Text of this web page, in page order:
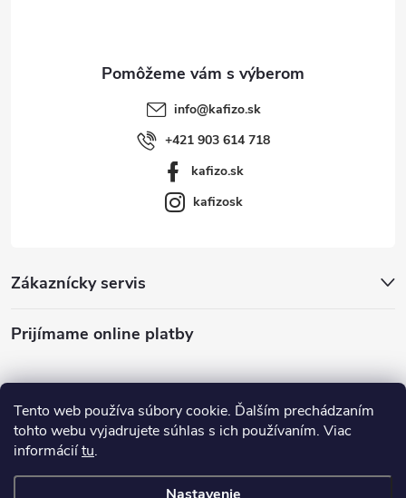
Tento web používa súbory cookie. Ďalším prechádzaním
tohto webu vyjadrujete súhlas s ich používaním. Viac
informáciítu.
Zákaznícky servis
Prijímame online platby
info@kafizo.sk
+421 903 614 718
kafizo.sk
kafizosk